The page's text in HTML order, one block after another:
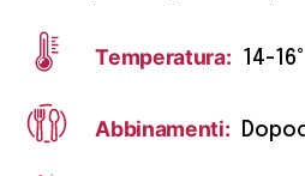
Temperatura: 14-16°
Abbinamenti: